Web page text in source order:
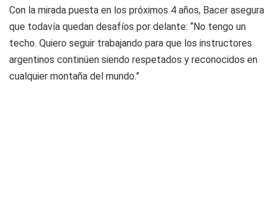
Con la mirada puesta en los próximos 4 años, Bacer asegura
que todavía quedan desafíos por delante: “No tengo un
techo. Quiero seguir trabajando para que los instructores
argentinos continúen siendo respetados y reconocidos en
cualquier montaña del mundo.”